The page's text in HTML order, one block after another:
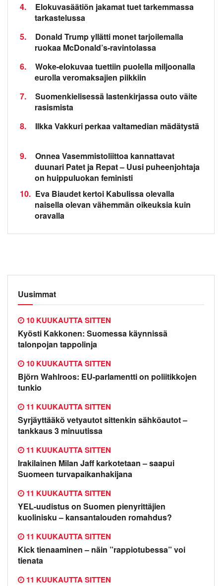
4.
Elokuvasäätiön jakamat tuet tarkemmassa
tarkastelussa
5.
Donald Trump yllätti monet tarjoilemalla
ruokaa McDonald’s-ravintolassa
6.
Woke-elokuvaa tuettiin puolella miljoonalla
eurolla veromaksajien piikkiin
7.
Suomenkielisessä lastenkirjassa outo väite
rasismista
8.
Ilkka Vakkuri perkaa valtamedian mädätystä
9.
Onnea Vasemmistoliittoa kannattavat
duunari Patet ja Repat – Uusi puheenjohtaja
on huippuluokan feministi
10. Eva Biaudet kertoi Kabulissa olevalla
naisella olevan vähemmän oikeuksia kuin
oravalla
Uusimmat
Kyösti Kakkonen: Suomessa käynnissä
talonpojan tappolinja
10 KUUKAUTTA SITTEN
Björn Wahlroos: EU-parlamentti on poliitikkojen
tunkio
10 KUUKAUTTA SITTEN
Syrjäyttääkö vetyautot sittenkin sähköautot –
tankkaus 3 minuutissa
11 KUUKAUTTA SITTEN
Irakilainen Milan Jaff karkotetaan – saapui
Suomeen turvapaikanhakijana
11 KUUKAUTTA SITTEN
YEL-uudistus on Suomen pienyrittäjien
kuolinisku – kansantalouden romahdus?
11 KUUKAUTTA SITTEN
Kick tienaaminen – näin ”rappiotubessa” voi
tienata
11 KUUKAUTTA SITTEN
11 KUUKAUTTA SITTEN